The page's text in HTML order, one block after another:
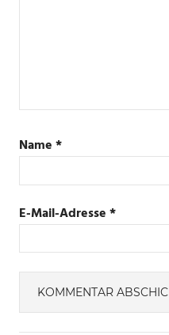
Name*
E-Mail-Adresse*